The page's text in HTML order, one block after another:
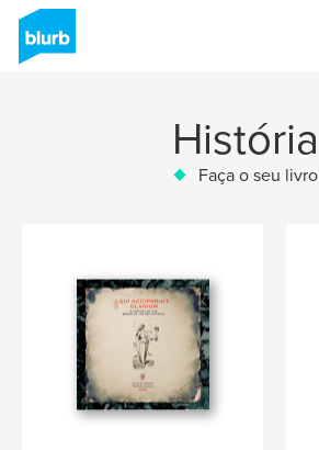
História
Faça o seu livro